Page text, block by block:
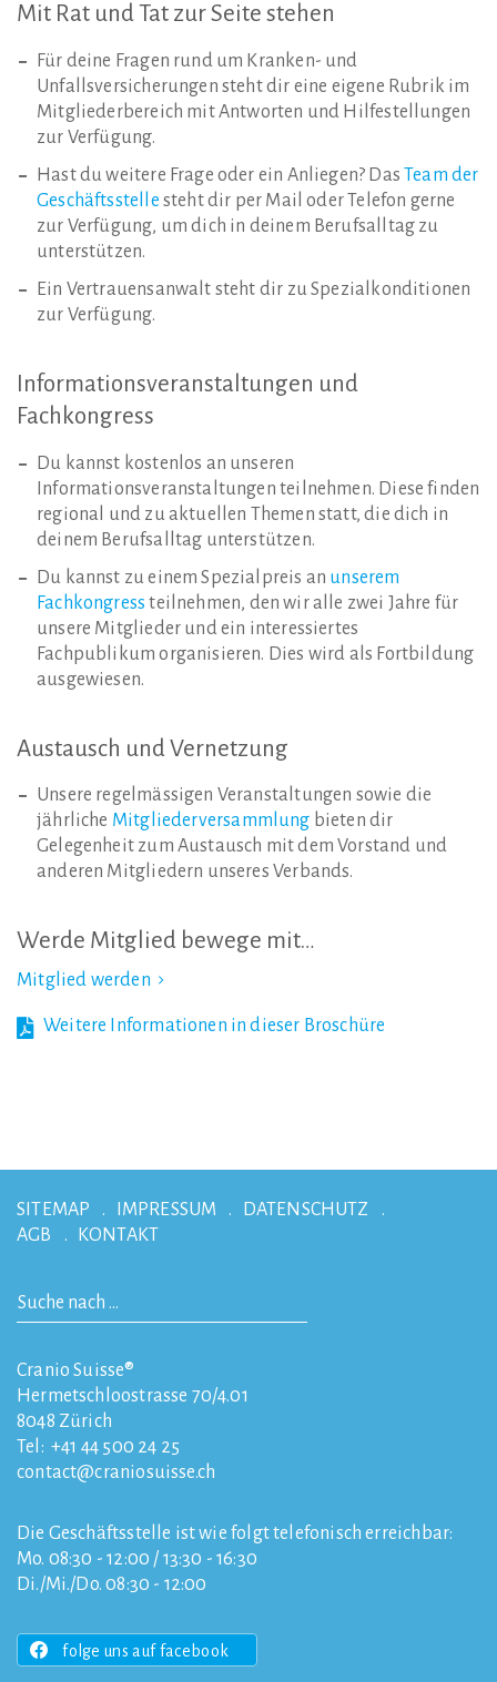
Mit Rat und Tat zurSeite stehen
Für deine Fragen rund um Kranken- und
Unfallsversicherungen steht dir eine eigene Rubrik im
Mitgliederbereich mit Antworten und Hilfestellungen
zur Verfügung.
Hast du weitere Frage oder ein Anliegen? DasTeam der
Geschäftsstelle steht dir per Mail oder Telefon gerne
zur Verfügung, um dich in deinem Berufsalltag zu
unterstützen.
Ein Vertrauensanwalt steht dir zu Spezialkonditionen
zur Verfügung.
Informationsveranstaltungen und
Fachkongress
Du kannst kostenlos an unseren
Informationsveranstaltungen teilnehmen. Diese finden
regional und zu aktuellen Themen statt, die dich in
deinem Berufsalltag unterstützen.
Du kannst zu einem Spezialpreis an unserem
Fachkongress teilnehmen, den wir alle zwei Jahre für
unsere Mitglieder und ein interessiertes
Fachpublikum organisieren. Dies wird als Fortbildung
ausgewiesen.
Austausch und Vernetzung
Unsere regelmässigen Veranstaltungen sowie die
jährliche Mitgliederversammlung bieten dir
Gelegenheit zum Austausch mit dem Vorstand und
anderen Mitgliedern unseres Verbands.
Werde Mitglied bewege mit…
Mitglied werden
Weitere Informationen in dieser Broschüre
SITEMAP IMPRESSUM
DATENSCHUTZ
AGB
KONTAKT
Cranio Suisse®
Hermetschloostrasse 70/4.01
8048 Zürich
Tel: +41 44 500 24 25
contact
craniosuisse.ch
Die Geschäftsstelle ist wie folgt telefonisch erreichbar:
Mo. 08:30 - 12:00 / 13:30 - 16:30
Di./Mi./Do. 08:30 - 12:00
folge uns auf facebook